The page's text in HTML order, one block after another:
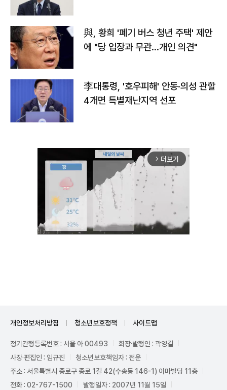
與, 황희 '폐기 버스 청년 주택' 제안
에 "당 입장과 무관…개인 의견"
李대통령, '호우피해' 안동·의성 관할
4개면 특별재난지역 선포
arrow_forward_ios 더보기
개인정보처리방침 청소년보호정책 사이트맵
정기간행등록번호 : 서울 아 00493
회장·발행인 : 곽영길
사장·편집인 : 임규진
청소년보호책임자 : 전운
주소 : 서울특별시 종로구 종로 1길 42(수송동 146-1) 이마빌딩 11층
전화 : 02-767-1500
발행일자 : 2007년 11월 15일